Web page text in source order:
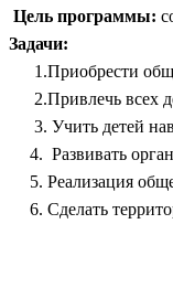
Цель программы:
Задачи:
1.Приобрести
2.Привлечь всех
3. Учить детей
4. Развивать
5. Реализация
6. Сделать